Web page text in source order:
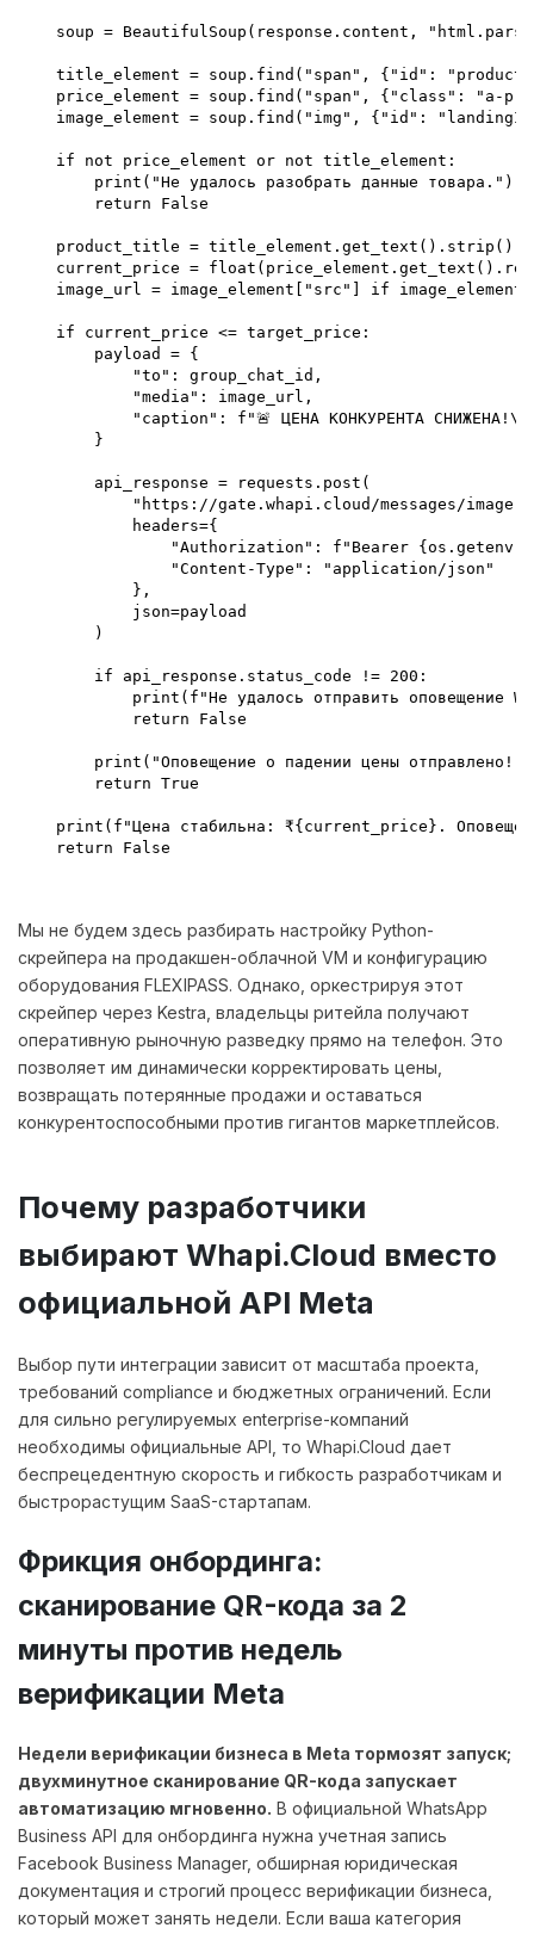
soup = BeautifulSoup(response.content,
title_element = soup.find("span", {"id":
price_element = soup.find("span", {"class": "a-
image_element = soup.find("img", {"id":
    if not price_element or not title_element:
        print("Не удалось разобрать данные товара.")
        return False
    product_title = title_element.get_text().strip()
current_price =
image_url = image_element["src"] if image_element
    if current_price <= target_price:
        payload = {
            "to": group_chat_id,
            "media": image_url,
"caption": f"🚨 ЦЕНА КОНКУРЕНТА
        }
        api_response = requests.post(
            "https://gate.whapi.cloud/messages/image",
            headers={
"Authorization": f"Bearer
                "Content-Type": "application/json"
            },
            json=payload
        )
        if api_response.status_code != 200:
print(f"Не удалось отправить оповещение
            return False
        print("Оповещение о падении цены отправлено!")
        return True
print(f"Цена стабильна: ₹{current_price}.
    return False
Мы не будем здесь разбирать настройку Python-
скрейпера на продакшен-облачной VM и конфигурацию
оборудования FLEXIPASS. Однако, оркестрируя этот
скрейпер через Kestra, владельцы ритейла получают
оперативную рыночную разведку прямо на телефон. Это
позволяет им динамически корректировать цены,
возвращать потерянные продажи и оставаться
конкурентоспособными против гигантов маркетплейсов.
Почему разработчики
выбирают Whapi.Cloud вместо
официальной API Meta
Выбор пути интеграции зависит от масштаба проекта,
требований compliance и бюджетных ограничений. Если
для сильно регулируемых enterprise-компаний
необходимы официальные API, то Whapi.Cloud дает
беспрецедентную скорость и гибкость разработчикам и
быстрорастущим SaaS-стартапам.
Фрикция онбординга:
сканирование QR-кода за 2
минуты против недель
верификации Meta
Недели верификации бизнеса в Meta тормозят запуск;
двухминутное сканирование QR-кода запускает
автоматизацию мгновенно. В официальной WhatsApp
Business API для онбординга нужна учетная запись
Facebook Business Manager, обширная юридическая
документация и строгий процесс верификации бизнеса,
который может занять недели. Если ваша категория